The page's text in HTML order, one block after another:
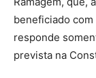
beneficiado
responde
prevista na